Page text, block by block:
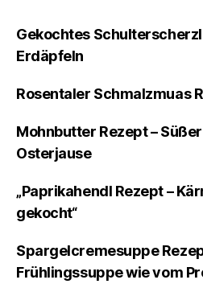
Gekochtes
Erdäpfeln
Rosentaler Schmalzmuas
Mohnbutter Rezept –
Osterjause
„Paprikahendl Rezept –
gekocht“
Spargelcremesuppe
Frühlingssuppe wie vom